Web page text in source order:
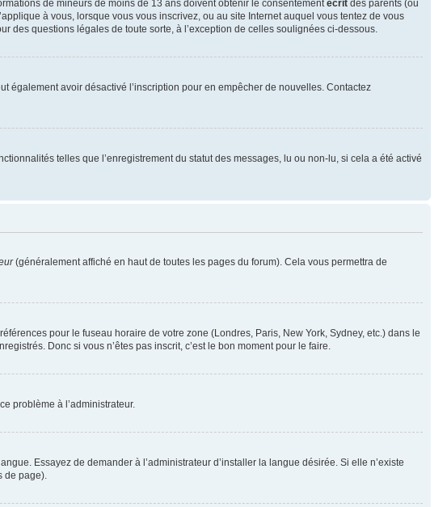
de mineurs de moins de 13 ans doivent obtenir le consentementécrit des parents (ou
à vous, lorsque vous vous inscrivez, ou au site Internet auquel vous tentez de vous
des questions légales de toute sorte, à l’exception de celles soulignées ci-dessous.
également avoir désactivé l’inscription pour en empêcher de nouvelles. Contactez
telles que l’enregistrement du statut des messages, lu ou non-lu, si cela a été activé
(généralement affiché en haut de toutes les pages du forum). Cela vous permettra de
pour le fuseau horaire de votre zone (Londres, Paris, New York, Sydney, etc.) dans le
Donc si vous n’êtes pas inscrit, c’est le bon moment pour le faire.
problème à l’administrateur.
Essayez de demander à l’administrateur d’installer la langue désirée. Si elle n’existe
de page).